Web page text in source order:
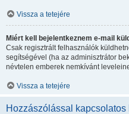
Vissza a tetejére
Miért kell bejelentkeznem e-mail
Csak regisztrált felhasználók
segítségével (ha az adminisztrátor
névtelen emberek nemkívánt
Vissza a tetejére
Hozzászólással kapcsolatos